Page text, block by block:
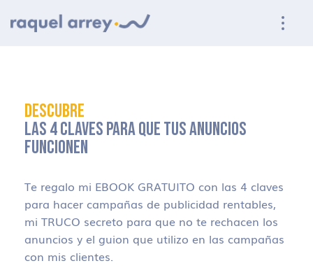
DESCUBRE
LAS 4 CLAVES PARA QUE TUS ANUNCIOS
FUNCIONEN
Te regalo mi EBOOK GRATUITO con las 4 claves
para hacer campañas de publicidad rentables,
mi TRUCO secreto para que no te rechacen los
anuncios y el guion que utilizo en las campañas
con mis clientes.